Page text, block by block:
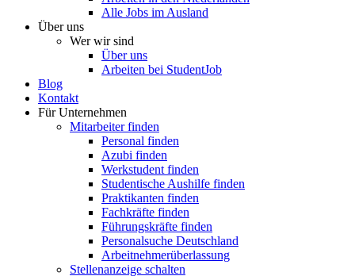
Alle Jobs im Ausland
Über uns
Wer wir sind
Über uns
Arbeiten bei StudentJob
Blog
Kontakt
Für Unternehmen
Mitarbeiter finden
Personal finden
Azubi finden
Werkstudent finden
Studentische Aushilfe finden
Praktikanten finden
Fachkräfte finden
Führungskräfte finden
Personalsuche Deutschland
Arbeitnehmerüberlassung
Stellenanzeige schalten